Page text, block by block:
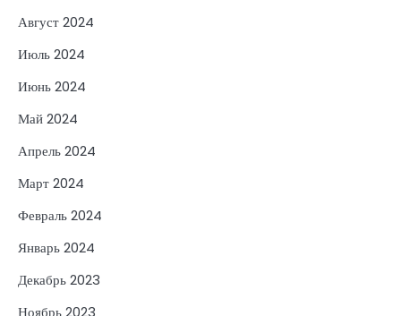
Август 2024
Июль 2024
Июнь 2024
Май 2024
Апрель 2024
Март 2024
Февраль 2024
Январь 2024
Декабрь 2023
Ноябрь 2023